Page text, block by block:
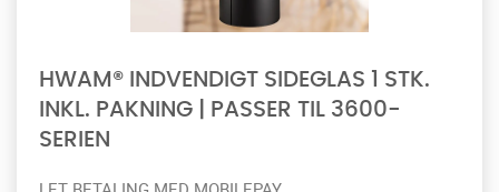
HWAM® INDVENDIGT SIDEGLAS 1 STK.
INKL. PAKNING | PASSER TIL 3600-
SERIEN